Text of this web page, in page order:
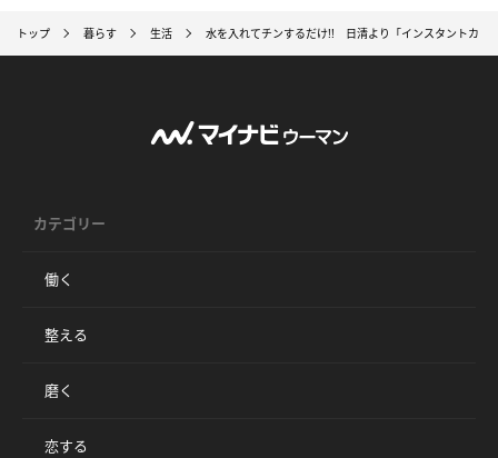
トップ 暮らす 生活 水を入れてチンするだけ!! 日清より「インスタントカレ
カテゴリー
働く
整える
磨く
恋する